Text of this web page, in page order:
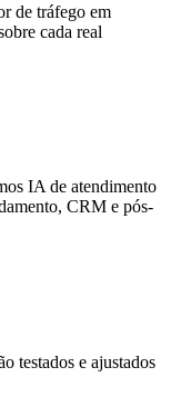
de tráfego em
cada real
IA de atendimento
CRM e pós-
testados e ajustados